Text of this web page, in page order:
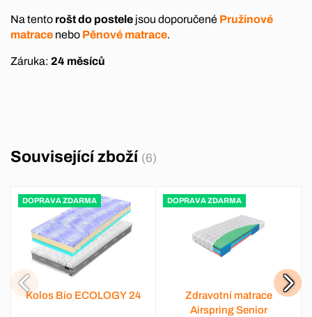
Na tento rošt do postele jsou doporučené Pružinové
matrace nebo Pěnové matrace.
Záruka: 24 měsíců
Související zboží (6)
DOPRAVA ZDARMA
Kolos Bio ECOLOGY 24
DOPRAVA ZDARMA
Zdravotní matrace
Airspring Senior